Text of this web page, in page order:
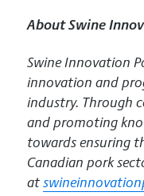
About Swine
Swine Innovation
innovation and
industry. Through
and promoting
towards ensuring
Canadian pork
at